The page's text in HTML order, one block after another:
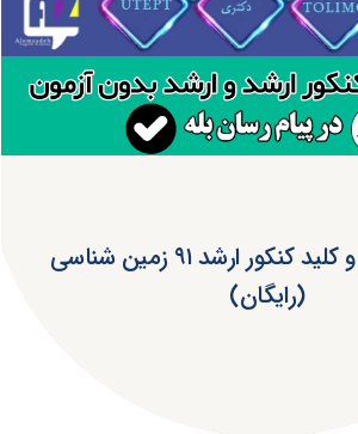
دانلود سوالات و کلید کنکور ارشد ۹۱ زمین شناسی
(رایگان)